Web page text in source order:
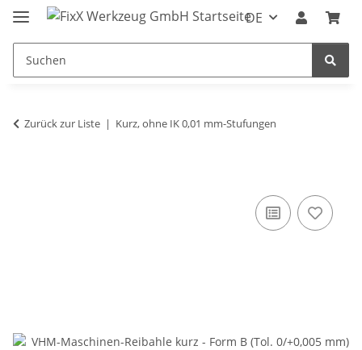
DE
Zurück zur Liste Kurz, ohne IK 0,01 mm-Stufungen